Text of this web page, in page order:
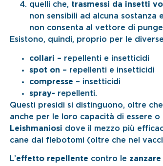
quelli che, trasmessi da insetti
non sensibili ad alcuna sostanza
non consenta al vettore di
Esistono, quindi, proprio per le
collari – repellenti e insetticidi
spot on – repellenti e insetticidi
compresse – insetticidi
spray- repellenti.
Questi presidi si distinguono, oltre
anche per le loro capacità di essere o
Leishmaniosi dove il mezzo più
cane dai flebotomi (oltre che nel
L’effetto repellente contro le zanzare